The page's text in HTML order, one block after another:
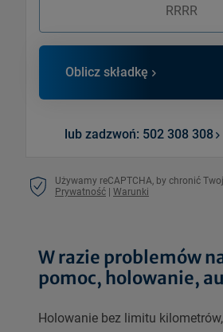
Oblicz składkę
lub zadzwoń: 502 308 308
Używamy reCAPTCHA, by chronić
Prywatność
Warunki
W razie problemów
pomoc, holowanie,
Holowanie bez limitu